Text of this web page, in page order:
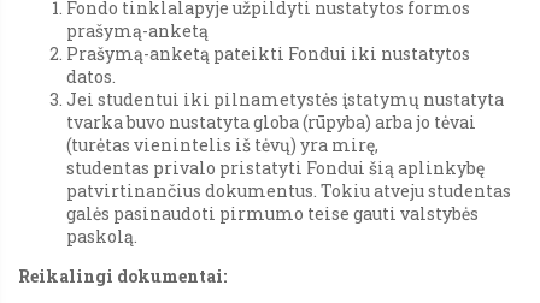
Fondo tinklalapyje užpildyti nustatytos formos
prašymą-anketą
Prašymą-anketą pateikti Fondui iki nustatytos
datos.
Jei studentui iki pilnametystės įstatymų nustatyta
tvarka buvo nustatyta globa (rūpyba) arba jo tėvai
(turėtas vienintelis iš tėvų) yra mirę,
studentas privalo pristatyti Fondui šią aplinkybę
patvirtinančius dokumentus. Tokiu atveju studentas
galės pasinaudoti pirmumo teise gauti valstybės
paskolą.
Reikalingi dokumentai: